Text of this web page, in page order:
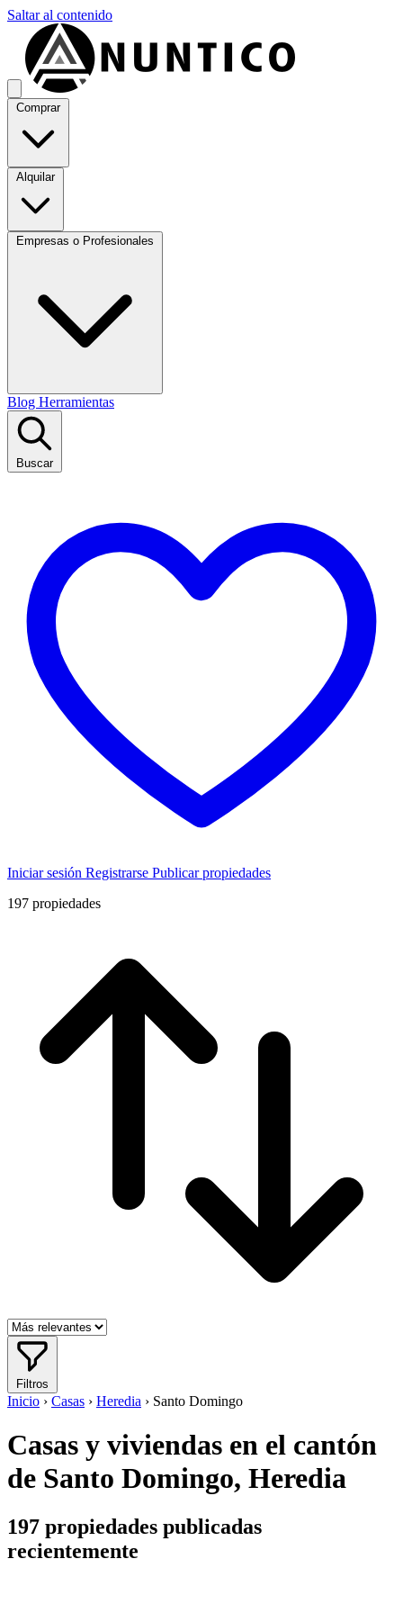
Saltar al contenido
Comprar
Alquilar
Empresas o Profesionales
Blog Herramientas
Buscar
Iniciar sesión Registrarse Publicar propiedades
197 propiedades
Filtros
Inicio › Casas › Heredia › Santo Domingo
Casas y viviendas en el cantón
de Santo Domingo, Heredia
197 propiedades publicadas
recientemente